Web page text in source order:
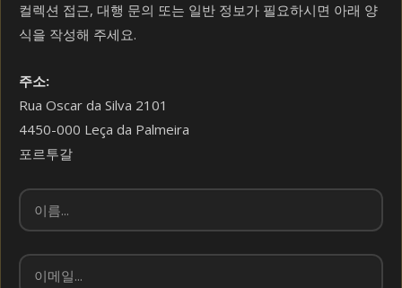
컬렉션 접근, 대행 문의 또는 일반 정보가 필요하시면 아래 양
식을 작성해 주세요.
주소:
Rua Oscar da Silva 2101
4450-000 Leça da Palmeira
포르투갈